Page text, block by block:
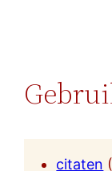
citaten